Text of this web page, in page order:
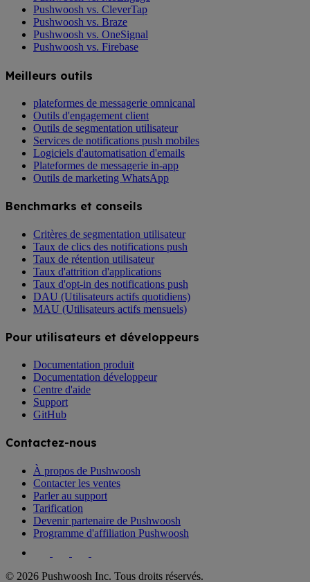
Pushwoosh vs. CleverTap
Pushwoosh vs. Braze
Pushwoosh vs. OneSignal
Pushwoosh vs. Firebase
Meilleurs outils
plateformes de messagerie omnicanal
Outils d'engagement client
Outils de segmentation utilisateur
Services de notifications push mobiles
Logiciels d'automatisation d'emails
Plateformes de messagerie in-app
Outils de marketing WhatsApp
Benchmarks et conseils
Critères de segmentation utilisateur
Taux de clics des notifications push
Taux de rétention utilisateur
Taux d'attrition d'applications
Taux d'opt-in des notifications push
DAU (Utilisateurs actifs quotidiens)
MAU (Utilisateurs actifs mensuels)
Pour utilisateurs et développeurs
Documentation produit
Documentation développeur
Centre d'aide
Support
GitHub
Contactez-nous
À propos de Pushwoosh
Contacter les ventes
Parler au support
Tarification
Devenir partenaire de Pushwoosh
Programme d'affiliation Pushwoosh
© 2026 Pushwoosh Inc. Tous droits réservés.